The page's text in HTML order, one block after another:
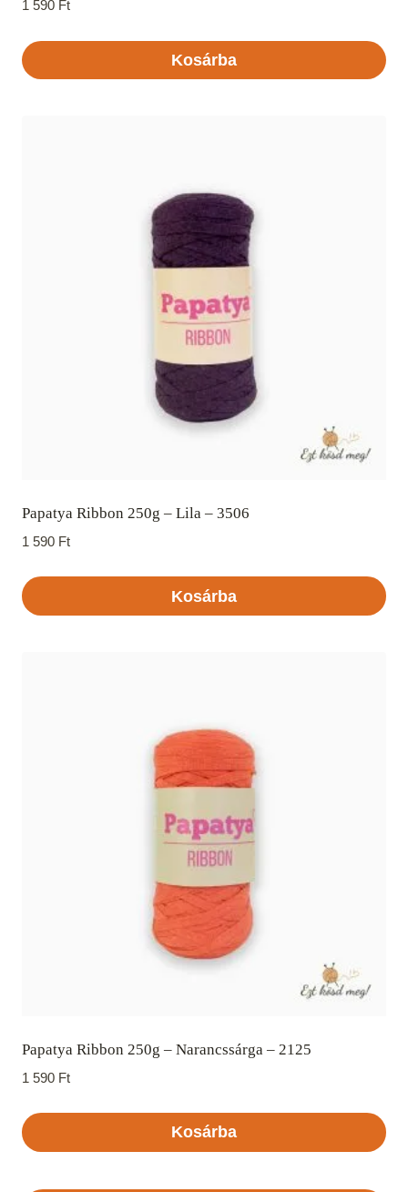
1 590 Ft
Kosárba
Papatya Ribbon 250g – Lila – 3506
1 590 Ft
Kosárba
Papatya Ribbon 250g – Narancssárga – 2125
1 590 Ft
Kosárba